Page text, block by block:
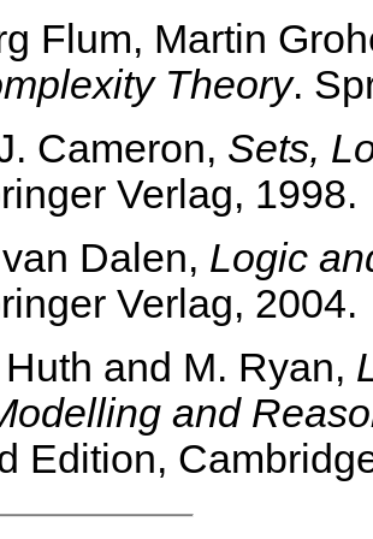
Flum, Martin
Theory.
Cameron, Sets,
Verlag, 1998.
Dalen, Logic
Verlag, 2004.
and M. Ryan,
and
Edition,